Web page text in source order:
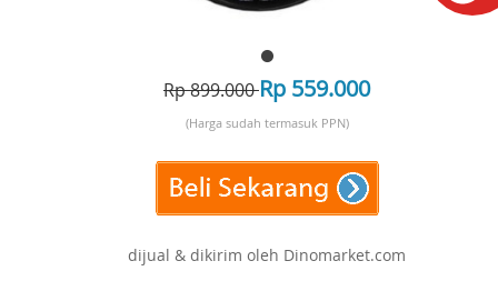
Rp 899.000Rp 559.000
(Harga sudah termasuk PPN)
dijual & dikirim oleh Dinomarket.com